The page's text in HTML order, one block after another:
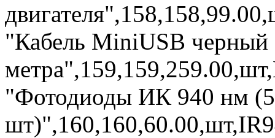
"Кабель MiniUSB черный
"Фотодиоды ИК 940 нм